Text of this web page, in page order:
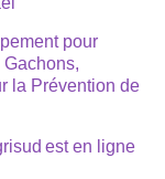
pour
Gachons,
la Prévention de
est en ligne